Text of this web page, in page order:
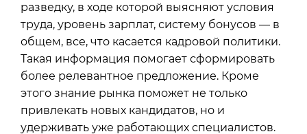
разведку, в ходе которой выясняют условия
труда, уровень зарплат, систему бонусов — в
общем, все, что касается кадровой политики.
Такая информация помогает сформировать
более релевантное предложение. Кроме
этого знание рынка поможет не только
привлекать новых кандидатов, но и
удерживать уже работающих специалистов.